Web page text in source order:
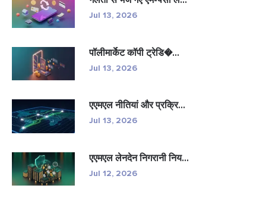
Jul 13, 2026
पॉलीमार्केट कॉपी ट्रेडि�...
Jul 13, 2026
एएमएल नीतियां और प्रक्रि...
Jul 13, 2026
एएमएल लेनदेन निगरानी निय...
Jul 12, 2026